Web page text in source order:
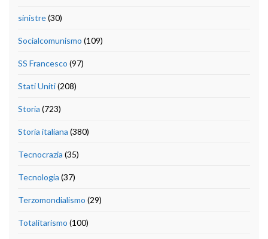
sinistre(30)
Socialcomunismo (109)
SS Francesco (97)
Stati Uniti(208)
Storia (723)
Storia italiana (380)
Tecnocrazia (35)
Tecnologia (37)
Terzomondialismo (29)
Totalitarismo (100)